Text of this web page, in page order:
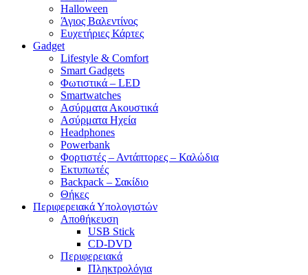
Halloween
Άγιος Βαλεντίνος
Ευχετήριες Κάρτες
Gadget
Lifestyle & Comfort
Smart Gadgets
Φωτιστικά – LED
Smartwatches
Ασύρματα Ακουστικά
Ασύρματα Ηχεία
Headphones
Powerbank
Φορτιστές – Αντάπτορες – Καλώδια
Εκτυπωτές
Backpack – Σακίδιο
Θήκες
Περιφερειακά Υπολογιστών
Αποθήκευση
USB Stick
CD-DVD
Περιφερειακά
Πληκτρολόγια